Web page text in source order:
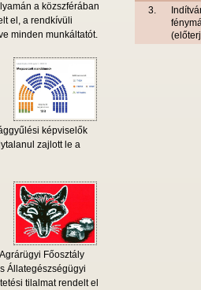
a közszférában
el, a rendkívüli
minden munkáltatót.
képviselők
zajlott le a
Főosztály
Állategészségügyi
tilalmat rendelt el
3.